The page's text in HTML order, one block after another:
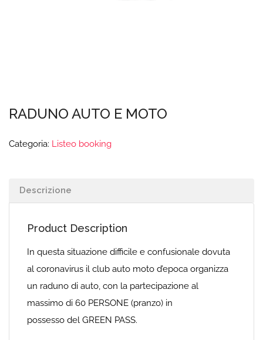
RADUNO AUTO E MOTO
Categoria: Listeo booking
Descrizione
Product Description
In questa situazione difficile e confusionale dovuta
al coronavirus il club auto moto d’epoca organizza
un raduno di auto, con la partecipazione al
massimo di 60 PERSONE (pranzo) in
possesso del GREEN PASS.